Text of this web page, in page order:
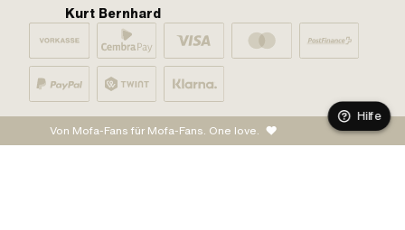
Kurt Bernhard
Von Mofa-Fans für Mofa-Fans. One love.
Hilfe